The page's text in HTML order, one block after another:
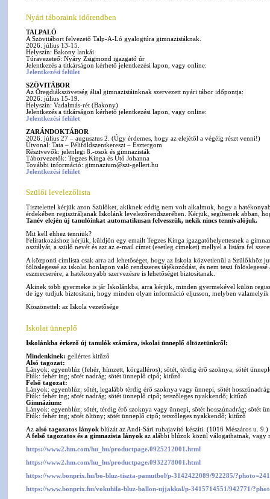
Nyári táboraink időrendben
TALPALÓ
A Szövitábort felvezető Talp-A-Ló gyalogtúra gimnazistáknak.
2026. július 13-15.
Helyszín: Bakony lankái
Túravezeteő: Nyáry Zsigmond igazgató úr
Jelentkezés a titkárságon kérhető jelentkezési lapon, vagy online:
Jelentkezési felület
SZÖVITÁBOR
Az Öregdiákszövetség által gimnazistáinknak szervezett nyári tábor időpontja:
2026. július 15-19.
Helyszín: Vadalmás-rét (Bakony)
Jelentkezés a titkárságon kérhető jelentkezési lapon, vagy online:
Jelentkezési felület
ZARÁNDOKTÁBOR
2026. július 27 – augusztus 2. (Úgy érdemes, hogy az elejétől a végéig részt venni!)
Útvonal: Tata – Péliföldszentkereszt – Esztergom
Résztvevők: jelenlegi 8.-osok és gimnazisták
Táborvezetők: Tegzes Kinga és Ütő Johanna
További információ: gimnazium@szt-gellert.hu
Jelentkezési felület
Szülői levelezőlista
Tisztelettel kérjük azon Szülőket, akiknek eddig nem volt alkalmuk, hogy a
érdekében regisztráljanak Iskolánk levelezőrendszerében. Kérjük, segítsenek abban,
Tanév elején új tanulóinkat automatikusan felvesszük, nekik nincs tennivalójuk.
Mit kell ehhez tenniük?
Feliratkozáshoz kérjük, küldjön egy emailt Tegzes Kinga igazgatóhelyettesnek a
osztályát, a szülő nevét és azt az e-mail címet (esetleg címeket) mellyel a listára fel
A központi címlista csak arra ad lehetőséget, hogy az Iskola közvetlenül a Szülőkhöz
fölöslegessé az iskolai honlapon való rendszeres tájékozódást, és nem teszi
eszmecserére, a hatékonyabb szervezésre is lehetőséget biztosítanak.
Akinek több gyermeke is jár Iskolánkba, arra kérjük, minden gyermekével külön
de így tudjuk biztosítani, hogy minden olyan információ eljusson, melyben valamelyik
Köszönettel: az Iskola vezetősége
Iskolai ünneplő
Iskolánkba érkező új tanulók számára, iskolai ünneplő öltözetünkről:
Mindenkinek: gellértes kitűző
Alsó tagozat:
Lányok: egyenblúz (fehér, hímzett, körgalléros); sötét, térdig érő szoknya; sötét
Fiúk: fehér ing; sötét nadrág; sötét ünneplő cipő; kitűző
Felső tagozat:
Lányok: egyenblúz; sötét, legalább térdig érő szoknya vagy ünnepi, sötét
Fiúk: fehér ing; sötét nadrág; sötét ünneplő cipő; tetszőleges nyakkendő; kitűző
Gimnázium:
Lányok: egyenblúz; sötét, térdig érő szoknya vagy ünnepi, sötét hosszúnadrág; sötét
Fiúk: fehér ing; sötét öltöny; sötét ünneplő cipő; tetszőleges nyakkendő; kitűző
Az alsó tagozatos lányok blúzát az Andi-Sári ruhajavító készíti. (1016 Mészáros u. 9.)
A felső tagozatos és a gimnazista lányok az alábbi blúzok közül válogathatnak, vagy
https://www2.hm.com/hu_hu/productpage.0925212001.html
https://www2.hm.com/hu_hu/productpage.0932278001.html
https://www.bonprix.hu/bo-bluz-tiszta-pamutbol/p-3142422089/922285/
https://www.bonprix.hu/vokuhila-bluz-ballon-ujjakkal/p-3415714551/942771/